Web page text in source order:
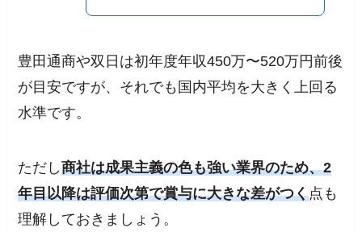
豊田通商や双日は初年度年収450万〜520万円前後
が目安ですが、それでも国内平均を大きく上回る
水準です。
ただし商社は成果主義の色も強い業界のため、2
年目以降は評価次第で賞与に大きな差がつく点も
理解しておきましょう。